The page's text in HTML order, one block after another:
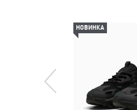
НОВИНКА